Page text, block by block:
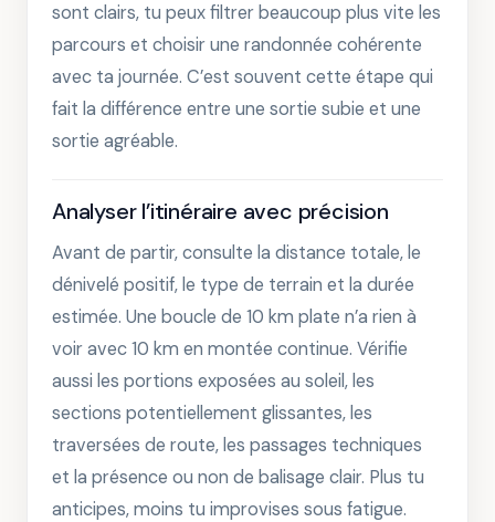
sont clairs, tu peux filtrer beaucoup plus vite les
parcours et choisir une randonnée cohérente
avec ta journée. C’est souvent cette étape qui
fait la différence entre une sortie subie et une
sortie agréable.
Analyser l’itinéraire avec précision
Avant de partir, consulte la distance totale, le
dénivelé positif, le type de terrain et la durée
estimée. Une boucle de 10 km plate n’a rien à
voir avec 10 km en montée continue. Vérifie
aussi les portions exposées au soleil, les
sections potentiellement glissantes, les
traversées de route, les passages techniques
et la présence ou non de balisage clair. Plus tu
anticipes, moins tu improvises sous fatigue.